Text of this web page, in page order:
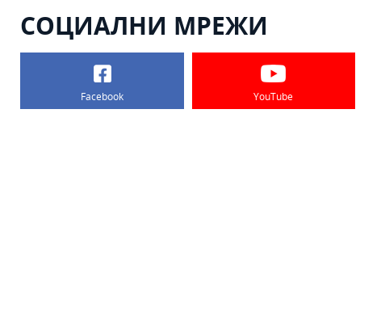
СОЦИАЛНИ МРЕЖИ
Facebook YouTube